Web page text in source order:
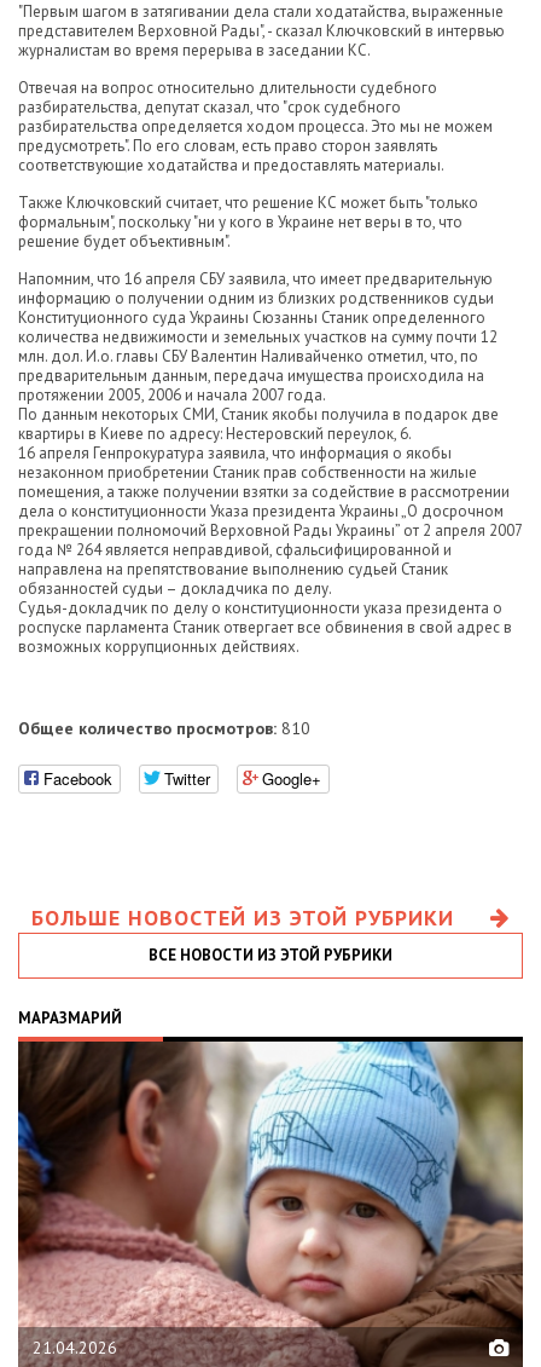
"Первым шагом в затягивании дела стали ходатайства, выраженные
представителем Верховной Рады", - сказал Ключковский в интервью
журналистам во время перерыва в заседании КС.
Отвечая на вопрос относительно длительности судебного
разбирательства, депутат сказал, что "срок судебного
разбирательства определяется ходом процесса. Это мы не можем
предусмотреть". По его словам, есть право сторон заявлять
соответствующие ходатайства и предоставлять материалы.
Также Ключковский считает, что решение КС может быть "только
формальным", поскольку "ни у кого в Украине нет веры в то, что
решение будет объективным".
Напомним, что 16 апреля СБУ заявила, что имеет предварительную
информацию о получении одним из близких родственников судьи
Конституционного суда Украины Сюзанны Станик определенного
количества недвижимости и земельных участков на сумму почти 12
млн. дол. И.о. главы СБУ Валентин Наливайченко отметил, что, по
предварительным данным, передача имущества происходила на
протяжении 2005, 2006 и начала 2007 года.
По данным некоторых СМИ, Станик якобы получила в подарок две
квартиры в Киеве по адресу: Нестеровский переулок, 6.
16 апреля Генпрокуратура заявила, что информация о якобы
незаконном приобретении Станик прав собственности на жилые
помещения, а также получении взятки за содействие в рассмотрении
дела о конституционности Указа президента Украины „О досрочном
прекращении полномочий Верховной Рады Украины” от 2 апреля 2007
года № 264 является неправдивой, сфальсифицированной и
направлена на препятствование выполнению судьей Станик
обязанностей судьи – докладчика по делу.
Судья-докладчик по делу о конституционности указа президента о
роспуске парламента Станик отвергает все обвинения в свой адрес в
возможных коррупционных действиях.
Общее количество просмотров: 810
Facebook Twitter Google+
БОЛЬШЕ НОВОСТЕЙ ИЗ ЭТОЙ РУБРИКИ
ВСЕ НОВОСТИ ИЗ ЭТОЙ РУБРИКИ
МАРАЗМАРИЙ
21.04.2026